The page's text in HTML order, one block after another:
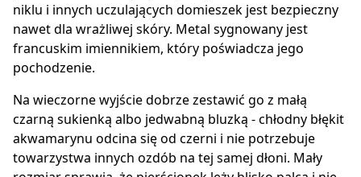
niklu i innych uczulających domieszek jest bezpieczny
nawet dla wrażliwej skóry. Metal sygnowany jest
francuskim imiennikiem, który poświadcza jego
pochodzenie.
Na wieczorne wyjście dobrze zestawić go z małą
czarną sukienką albo jedwabną bluzką - chłodny błękit
akwamarynu odcina się od czerni i nie potrzebuje
towarzystwa innych ozdób na tej samej dłoni. Mały